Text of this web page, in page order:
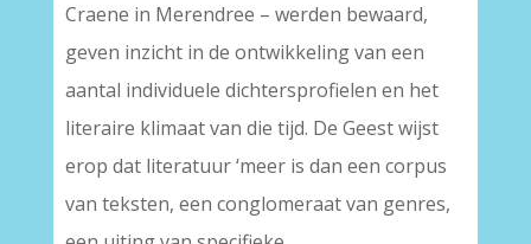
Craene in Merendree – werden bewaard,
geven inzicht in de ontwikkeling van een
aantal individuele dichtersprofielen en het
literaire klimaat van die tijd. De Geest wijst
erop dat literatuur ‘meer is dan een corpus
van teksten, een conglomeraat van genres,